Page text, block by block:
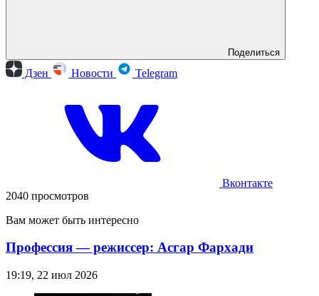
Поделиться
Дзен Новости Telegram
Вконтакте
2040 просмотров
Вам может быть интересно
Профессия — режиссер: Асгар Фархади
19:19, 22 июл 2026